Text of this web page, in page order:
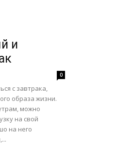
и
0
с завтрака,
образа жизни.
можно
на свой
на него